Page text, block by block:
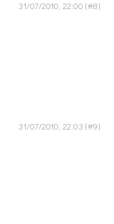
31/07/2010, 22:00
31/07/2010, 22:03